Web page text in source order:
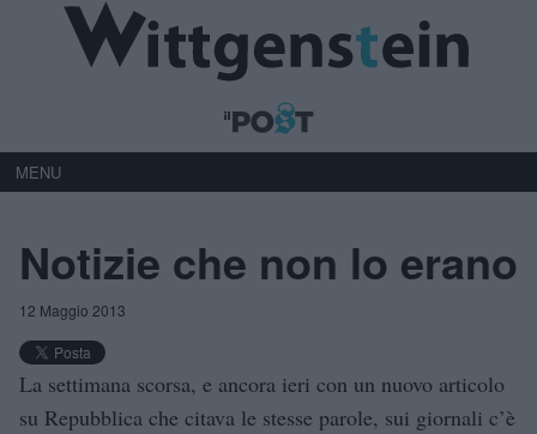
MENU
Notizie che non lo erano
12 Maggio 2013
La settimana scorsa, e ancora ieri con un nuovo articolo
su Repubblica che citava le stesse parole, sui giornali c’è